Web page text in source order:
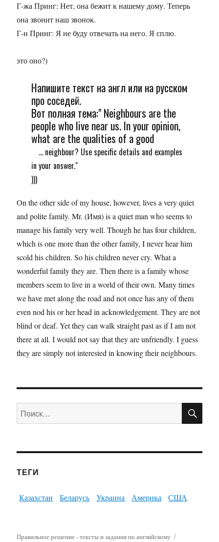
Г-жа Принг: Нет, она бежит к нашему дому. Теперь
она звонит наш звонок.
Г-н Принг: Я не буду отвечать на него. Я сплю.
это оно?)
Напишите текст на англ или на русском
про соседей.
Вот полная тема:" Neighbours are the
people who live near us. In your opinion,
what are the qualities of a good
... neighbour? Use specific details and examples
in your answer."
)))
On the other side of my house, however, lives a very quiet
and polite family. Mr. (Имя) is a quiet man who seems to
manage his family very well. Though he has four children,
which is one more than the other family, I never hear him
scold his children. So his children never cry. What a
wonderful family they are. Then there is a family whose
members seem to live in a world of their own. Many times
we have met along the road and not once has any of them
even nod his or her head in acknowledgement. They are not
blind or deaf. Yet they can walk straight past as if I am not
there at all. I would not say that they are unfriendly. I guess
they are simply not interested in knowing their neighbours.
Искать:
ТЕГИ
Казахстан Беларусь Украина Америка США
Правильное решение - тексты и задания по английскому